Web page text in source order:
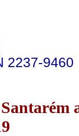
2237-9460